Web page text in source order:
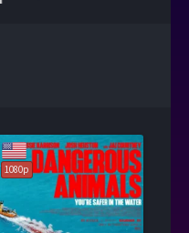
1080p